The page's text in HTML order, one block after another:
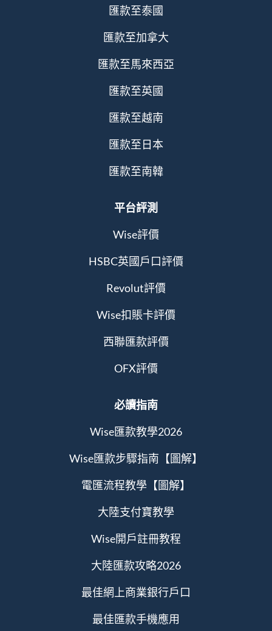
匯款至泰國
匯款至加拿大
匯款至馬來西亞
匯款至英國
匯款至越南
匯款至日本
匯款至南韓
平台評測
Wise評價
HSBC英國戶口評價
Revolut評價
Wise扣賬卡評價
西聯匯款評價
OFX評價
必讀指南
Wise匯款教學2026
Wise匯款步驟指南【圖解】
電匯流程教學【圖解】
大陸支付寶教學
Wise開戶註冊教程
大陸匯款攻略2026
最佳網上商業銀行戶口
最佳匯款手機應用